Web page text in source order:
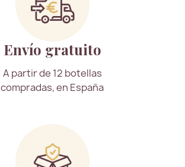
Envío gratuito
A partir de 12 botellas
compradas, en España